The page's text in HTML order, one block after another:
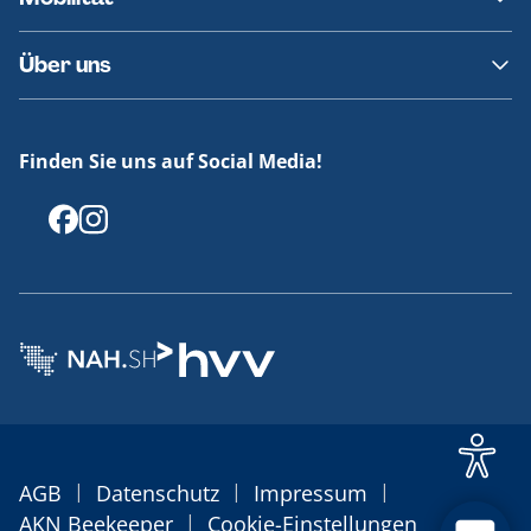
Fundsachen
Häufige Fragen
Barrierefreies Reisen
Erklärung Barrierefreiheit
Über uns
Offenlegungen
Finden Sie uns auf Social Media!
AGB | Datenschutz | Impressum |
AKN Beekeeper | Cookie-Einstellungen